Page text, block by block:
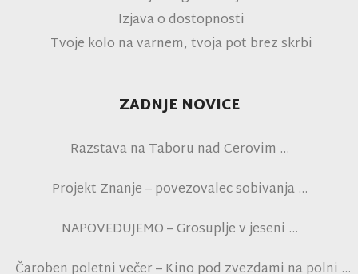
Izjava o dostopnosti
Tvoje kolo na varnem, tvoja pot brez skrbi
ZADNJE NOVICE
Razstava na Taboru nad Cerovim
Projekt Znanje – povezovalec sobivanja
NAPOVEDUJEMO – Grosuplje v jeseni